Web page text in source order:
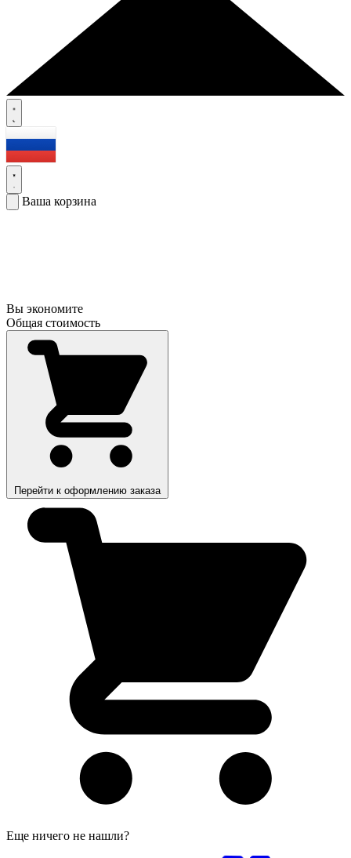
Ваша корзина
Вы экономите
Общая стоимость
Перейти к оформлению заказа
Еще ничего не нашли?